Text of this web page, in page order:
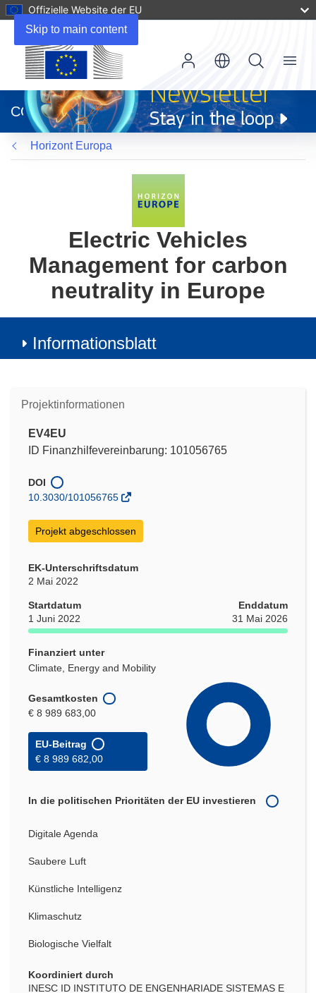
Skip to main content
Offizielle Website der EU
neuem
Fenster)
CORDIS
Menu
Horizont Europa
Electric Vehicles
Management for carbon
neutrality in Europe
Informationsblatt
Projektinformationen
EV4EU
ID Finanzhilfevereinbarung: 101056765
DOI
10.3030/101056765
Projekt abgeschlossen
EK-Unterschriftsdatum
2 Mai 2022
Startdatum
1 Juni 2022
Enddatum
31 Mai 2026
Finanziert unter
Climate, Energy and Mobility
Gesamtkosten
€ 8 989 683,00
EU-Beitrag
€ 8 989 682,00
In die politischen Prioritäten der EU investieren
Digitale Agenda
Saubere Luft
Künstliche Intelligenz
Klimaschutz
Biologische Vielfalt
Koordiniert durch
INESC ID INSTITUTO DE ENGENHARIADE SISTEMAS E